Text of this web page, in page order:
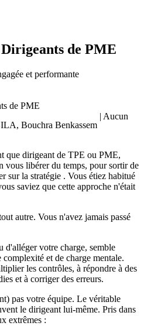
de PME
et performante
de PME
Bouchra Benkassem
| Aucun
que dirigeant de TPE ou PME,
vous libérer du temps, pour sortir de
sur la stratégie . Vous étiez habitué
saviez que cette approche n'était
autre. Vous n'avez jamais passé
d'alléger votre charge, semble
et de charge mentale.
les contrôles, à répondre à des
et à corriger des erreurs.
pas votre équipe. Le véritable
le dirigeant lui-même. Pris dans
extrêmes :